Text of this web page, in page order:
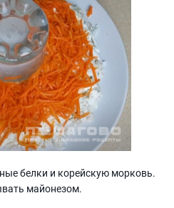
белки и корейскую морковь.
майонезом.